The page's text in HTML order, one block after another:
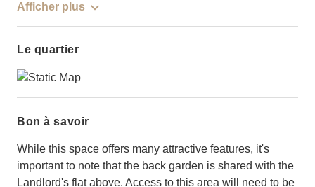
Afficher plus
Le quartier
Bon à savoir
While this space offers many attractive features, it's
important to note that the back garden is shared with the
Landlord's flat above. Access to this area will need to be